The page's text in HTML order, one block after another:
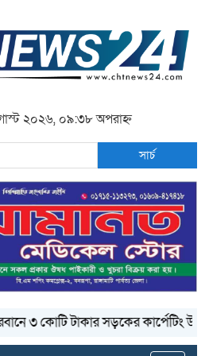
২০২৬, ০৯:৩৮ অপরাহ্ন
সার্চ
৩ কোটি টাকার সড়কের কার্পেটিং উঠে